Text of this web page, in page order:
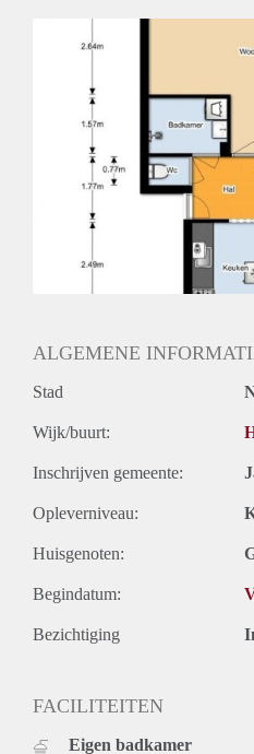
Inkomen eis
2,7 X Maandhuur Bruto
Huurtermijn
Onbepaalde termijn
Oplevering
ALGEMENE
Stad
Wijk/buurt:
Inschrijven gemeente:
Opleverniveau:
Huisgenoten:
Begindatum:
Bezichtiging
FACILITEITEN
Eigen badkamer